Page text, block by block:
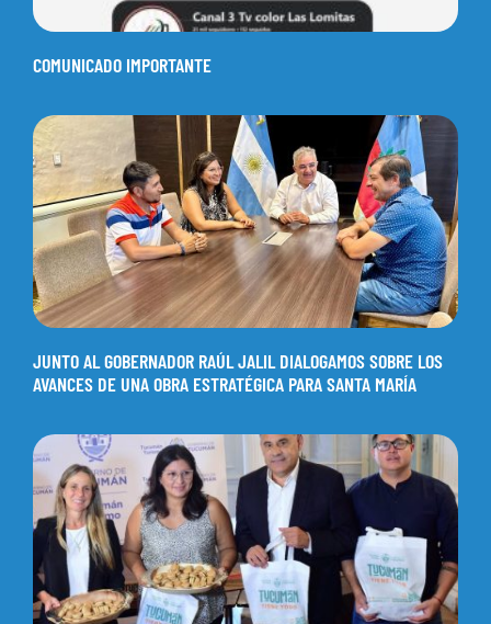
COMUNICADO IMPORTANTE
JUNTO AL GOBERNADOR RAÚL JALIL DIALOGAMOS SOBRE LOS
AVANCES DE UNA OBRA ESTRATÉGICA PARA SANTA MARÍA